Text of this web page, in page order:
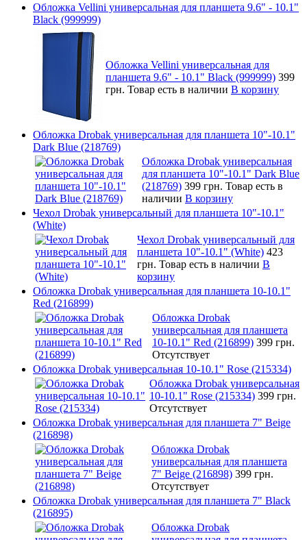
Обложка Vellini универсальная для планшета 9.6" - 10.1"
Black (999999)
Обложка Vellini универсальная для
планшета 9.6" - 10.1" Black (999999) 399
грн. Товар есть в наличии В корзину
Обложка Drobak универсальная для планшета 10"-10.1"
Dark Blue (218769)
Обложка Drobak универсальная
для планшета 10"-10.1" Dark Blue
(218769) 399 грн. Товар есть в
наличии В корзину
Чехол Drobak универсальный для планшета 10"-10.1"
(White)
Чехол Drobak универсальный для
планшета 10"-10.1" (White) 423
грн. Товар есть в наличии В
корзину
Обложка Drobak универсальная для планшета 10-10.1"
Red (216899)
Обложка Drobak
универсальная для планшета
10-10.1" Red (216899) 399 грн.
Отсутствует
Обложка Drobak универсальная 10-10.1" Rose (215334)
Обложка Drobak универсальная
10-10.1" Rose (215334) 399 грн.
Отсутствует
Обложка Drobak универсальная для планшета 7" Beige
(216898)
Обложка Drobak
универсальная для планшета
7" Beige (216898) 399 грн.
Отсутствует
Обложка Drobak универсальная для планшета 7" Black
(216895)
Обложка Drobak